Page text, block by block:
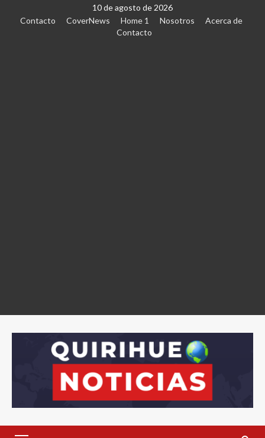
10 de agosto de 2026
Contacto
CoverNews Home 1 Nosotros
Acerca de
Contacto